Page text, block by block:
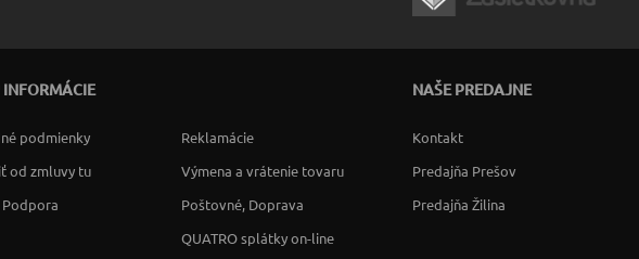
INFORMÁCIE
podmienky
Reklamácie
od zmluvy tu
Výmena a vrátenie tovaru
Podpora
Poštovné, Doprava
QUATRO splátky on-line
NAŠE PREDAJNE
Kontakt
Predajňa Prešov
Predajňa Žilina